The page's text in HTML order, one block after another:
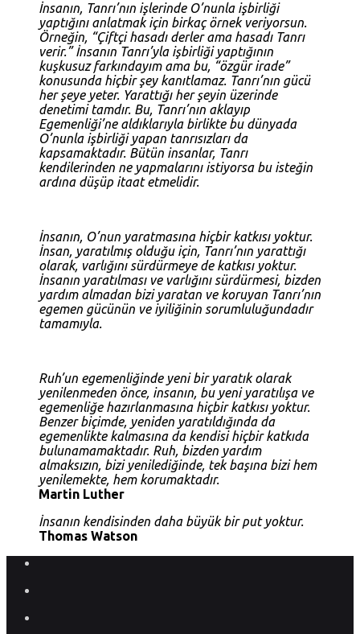
İnsanın, Tanrı’nın işlerinde O’nunla işbirliği
yaptığını anlatmak için birkaç örnek veriyorsun.
Örneğin, “Çiftçi hasadı derler ama hasadı Tanrı
verir.” İnsanın Tanrı’yla işbirliği yaptığının
kuşkusuz farkındayım ama bu, “özgür irade”
konusunda hiçbir şey kanıtlamaz. Tanrı’nın gücü
her şeye yeter. Yarattığı her şeyin üzerinde
denetimi tamdır. Bu, Tanrı’nın aklayıp
Egemenliği’ne aldıklarıyla birlikte bu dünyada
O’nunla işbirliği yapan tanrısızları da
kapsamaktadır. Bütün insanlar, Tanrı
kendilerinden ne yapmalarını istiyorsa bu isteğin
ardına düşüp itaat etmelidir.
İnsanın, O’nun yaratmasına hiçbir katkısı yoktur.
İnsan, yaratılmış olduğu için, Tanrı’nın yarattığı
olarak, varlığını sürdürmeye de katkısı yoktur.
İnsanın yaratılması ve varlığını sürdürmesi, bizden
yardım almadan bizi yaratan ve koruyan Tanrı’nın
egemen gücünün ve iyiliğinin sorumluluğundadır
tamamıyla.
Ruh’un egemenliğinde yeni bir yaratık olarak
yenilenmeden önce, insanın, bu yeni yaratılışa ve
egemenliğe hazırlanmasına hiçbir katkısı yoktur.
Benzer biçimde, yeniden yaratıldığında da
egemenlikte kalmasına da kendisi hiçbir katkıda
bulunamamaktadır. Ruh, bizden yardım
almaksızın, bizi yenilediğinde, tek başına bizi hem
yenilemekte, hem korumaktadır.
Martin Luther
İnsanın kendisinden daha büyük bir put yoktur.
Thomas Watson